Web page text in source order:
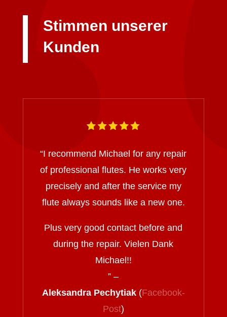
Stimmen unserer
Kunden
“I recommend Michael for any repair
of professional flutes. He works very
precisely and after the service my
flute always sounds like a new one.
Plus very good contact before and
during the repair. Vielen Dank
Michael!!
” –
Aleksandra Pechytiak(Facebook-
Post)